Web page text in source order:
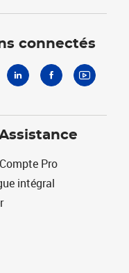
connectés
Pro
intégral